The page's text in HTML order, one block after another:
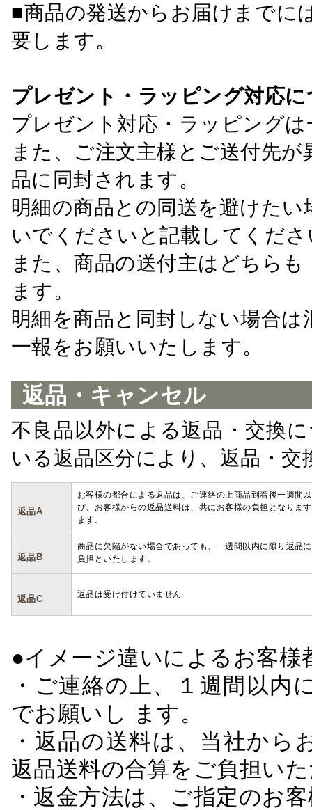
■商品の発送からお届けまでに
要します。
プレゼント・ラッピング対応
プレゼント対応・ラッピング
また、ご注文主様とご送付先
品に同封されます。
明細の商品との同送を避けた
いでくださいと記載してくださ
また、商品の送付主はどちら
ます。
明細を商品と同封しない場合
一報をお願いいたします。
返品・キャンセル
不良品以外による返品・交換
いる返品区分により、返品・
返品A
お客様の都合による返品は、ご連絡の上商品到着後一週間
び、お客様からの返品送料は、共にお客様の負担となりま
ます。
返品B
商品に欠陥がない場合であっても、一週間以内に限り返品
負担といたします。
返品C 返品は受け付けていません
●イメージ違いによるお客
・ご連絡の上、１週間以
でお願いし ます。
・返品の送料は、当社か
返品送料の合算をご負担い
・返金方法は、ご指定のお